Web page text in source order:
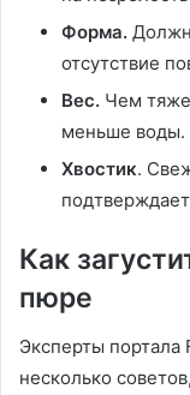
Форма.
отсутствие
Вес. Чем
меньше воды.
Хвостик.
Как
пюре
Эксперты портала
несколько